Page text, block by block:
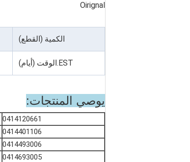
Oirignal
الكمية (القطع)
EST.الوقت (أيام)
يوصي المنتجات:
0414120661
0414401106
0414493006
0414693005